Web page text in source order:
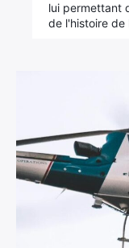
lui permettant
de l'histoire de